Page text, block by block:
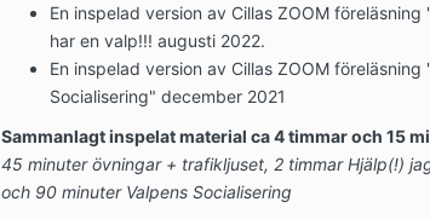
En inspelad version av Cillas ZOOM föreläsning
har en valp!!! augusti 2022.
En inspelad version av Cillas ZOOM föreläsning
Socialisering" december 2021
Sammanlagt inspelat material ca 4 timmar och 15
45 minuter övningar + trafikljuset, 2 timmar Hjälp(!)
och 90 minuter Valpens Socialisering